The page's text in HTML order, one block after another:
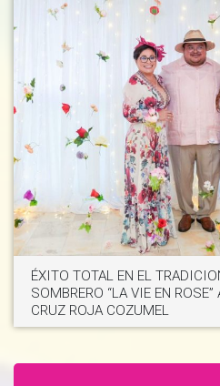
Ver
ÉXITO TOTAL EN EL
SOMBRERO “LA VIE EN
CRUZ ROJA COZUMEL